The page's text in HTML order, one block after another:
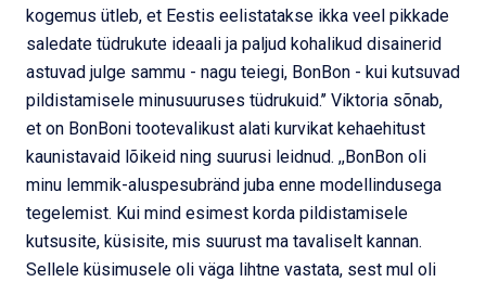
kogemus ütleb, et Eestis eelistatakse ikka veel pikkade
saledate tüdrukute ideaali ja paljud kohalikud disainerid
astuvad julge sammu - nagu teiegi, BonBon - kui kutsuvad
pildistamisele minusuuruses tüdrukuid.’’ Viktoria sõnab,
et on BonBoni tootevalikust alati kurvikat kehaehitust
kaunistavaid lõikeid ning suurusi leidnud. ,,BonBon oli
minu lemmik-aluspesubränd juba enne modellindusega
tegelemist. Kui mind esimest korda pildistamisele
kutsusite, küsisite, mis suurust ma tavaliselt kannan.
Sellele küsimusele oli väga lihtne vastata, sest mul oli